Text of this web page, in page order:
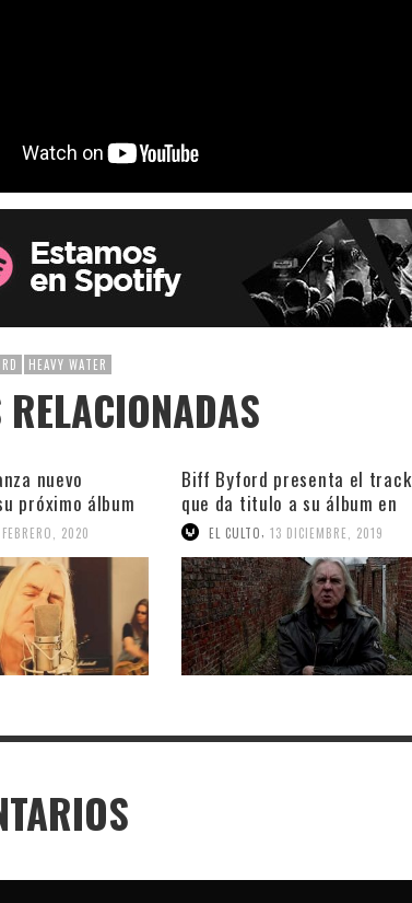
HEAVY WATER
RELACIONADAS
nuevo
próximo álbum
2020
Biff Byford presenta el track
que da titulo a su álbum en
solitario
EL CULTO 13 DICIEMBRE, 2019